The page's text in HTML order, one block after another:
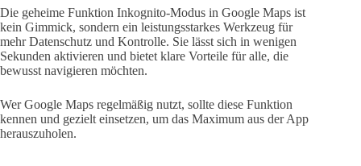
Die geheime Funktion Inkognito-Modus in Google Maps ist
kein Gimmick, sondern ein leistungsstarkes Werkzeug für
mehr Datenschutz und Kontrolle. Sie lässt sich in wenigen
Sekunden aktivieren und bietet klare Vorteile für alle, die
bewusst navigieren möchten.
Wer Google Maps regelmäßig nutzt, sollte diese Funktion
kennen und gezielt einsetzen, um das Maximum aus der App
herauszuholen.